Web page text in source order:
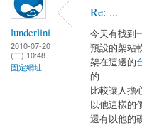
lunderlini
2010-07-20
(二) 10:48
固定網址
Re: ...
今天有找到
預設的架站
架在這邊的
的
比較讓人擔
以他這樣的
還有以他的